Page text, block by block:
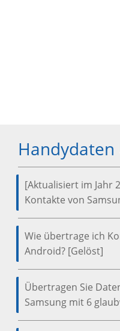
[Aktualisiert im Jahr
Kontakte von
Wie übertrage ich
Android? [Gelöst]
Übertragen Sie
Samsung mit 6